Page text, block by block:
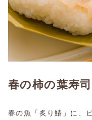
春の柿の葉寿
春の魚「炙り鰆」に、